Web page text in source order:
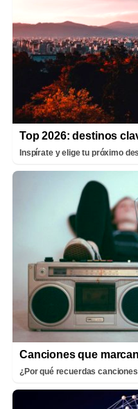
Top 2026: destinos
Inspírate y elige tu próximo
Canciones que marcan
¿Por qué recuerdas